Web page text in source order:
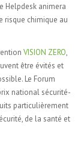
Helpdesk animera
risque chimique au
VISION ZERO,
être évités et
Le Forum
national sécurité-
particulièrement
de la santé et